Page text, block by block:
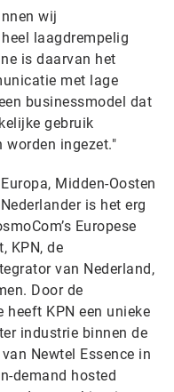
wij
laagdrempelig
is daarvan het
met lage
businessmodel dat
gebruik
ingezet."
Midden-Oosten
is het erg
Europese
KPN, de
van Nederland,
Door de
heeft KPN een unieke
industrie binnen de
Newtel Essence in
demand hosted